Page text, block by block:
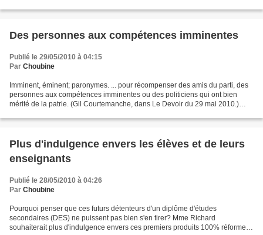
Des personnes aux compétences imminentes
Publié le 29/05/2010 à 04:15
Par Choubine
Imminent, éminent; paronymes. ... pour récompenser des amis du parti, des
personnes aux compétences imminentes ou des politiciens qui ont bien
mérité de la patrie. (Gil Courtemanche, dans Le Devoir du 29 mai 2010.)
Plus d'indulgence envers les élèves et de leurs
enseignants
Publié le 28/05/2010 à 04:26
Par Choubine
Pourquoi penser que ces futurs détenteurs d'un diplôme d'études
secondaires (DES) ne puissent pas bien s'en tirer? Mme Richard
souhaiterait plus d'indulgence envers ces premiers produits 100% réforme et